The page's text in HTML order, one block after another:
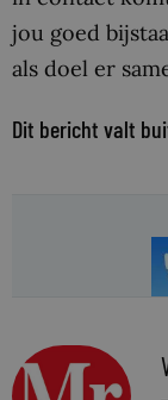
jou goed
als doel er
Dit bericht valt